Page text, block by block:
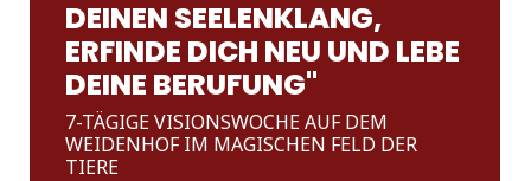
DEINEN SEELENKLANG,
ERFINDE DICH NEU UND LEBE
DEINE BERUFUNG"
7-TÄGIGE VISIONSWOCHE AUF DEM
WEIDENHOF IM MAGISCHEN FELD DER
TIERE